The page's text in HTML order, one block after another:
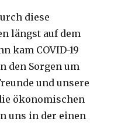
diese
längst auf dem
kam COVID-19
den Sorgen um
und unsere
ökonomischen
uns in der einen